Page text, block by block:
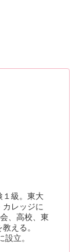
１級。東大
カレッジに
、高校、東
える。
立。